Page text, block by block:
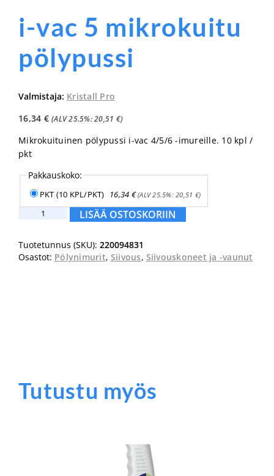
i-vac 5 mikrokuitu
pölypussi
Valmistaja: Kristall Pro
16,34 € (ALV 25.5%:20,51 €)
Mikrokuituinen pölypussi i-vac 4/5/6 -imureille. 10 kpl /
pkt
Pakkauskoko:
PKT (10 KPL/PKT) 16,34 €(ALV 25.5%:20,51 €)
mikrokuitu
pölypussi
LISÄÄ OSTOSKORIIN
Tuotetunnus (SKU): 220094831
Osastot: Pölynimurit, Siivous, Siivouskoneet ja -vaunut
Tutustu myös